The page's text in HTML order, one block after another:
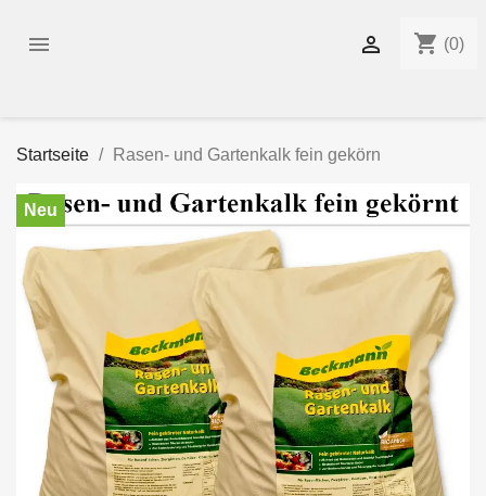
 shopping_cart (0)

Startseite Rasen- und Gartenkalk fein gekörn
Neu